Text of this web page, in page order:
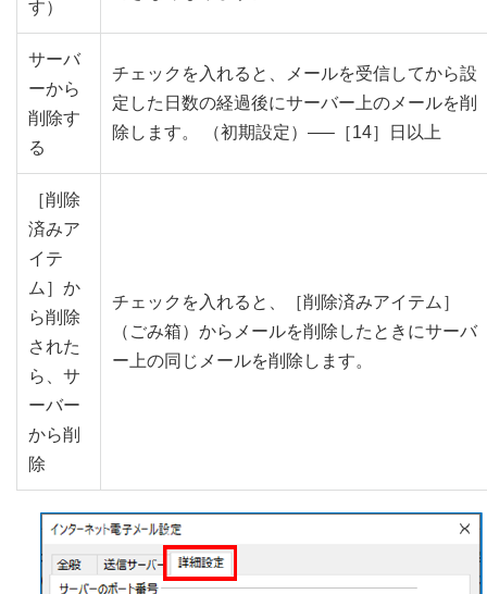
す）
サーバ
ーから
削除す
る
チェックを入れると、メールを受信してから設
定した日数の経過後にサーバー上のメールを削
除します。 （初期設定）—–［14］日以上
［削除
済みア
イテ
ム］か
ら削除
された
ら、サ
ーバー
から削
除
チェックを入れると、［削除済みアイテム］
（ごみ箱）からメールを削除したときにサーバ
ー上の同じメールを削除します。